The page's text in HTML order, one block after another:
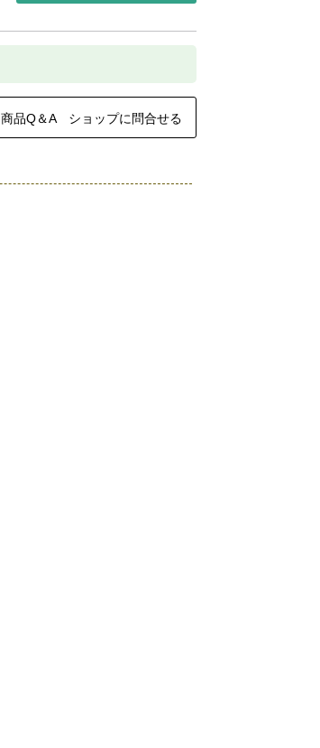
商品Q＆A ショップに問合せる